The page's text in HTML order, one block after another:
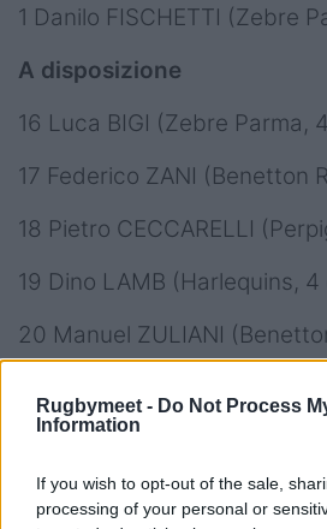
Rugbymeet - Do Not Process
Information
If you wish to opt-out of the sale,
processing of your personal or
1 Danilo FISCHETTI (Zebre
A disposizione
16 Luca BIGI (Zebre Parma,
17 Federico ZANI (Benetton
18 Pietro CECCARELLI
19 Dino LAMB (Harlequins, 4
20 Manuel ZULIANI
21 Giovanni PETTINELLI
caps)
22 Alessandro FUSCO